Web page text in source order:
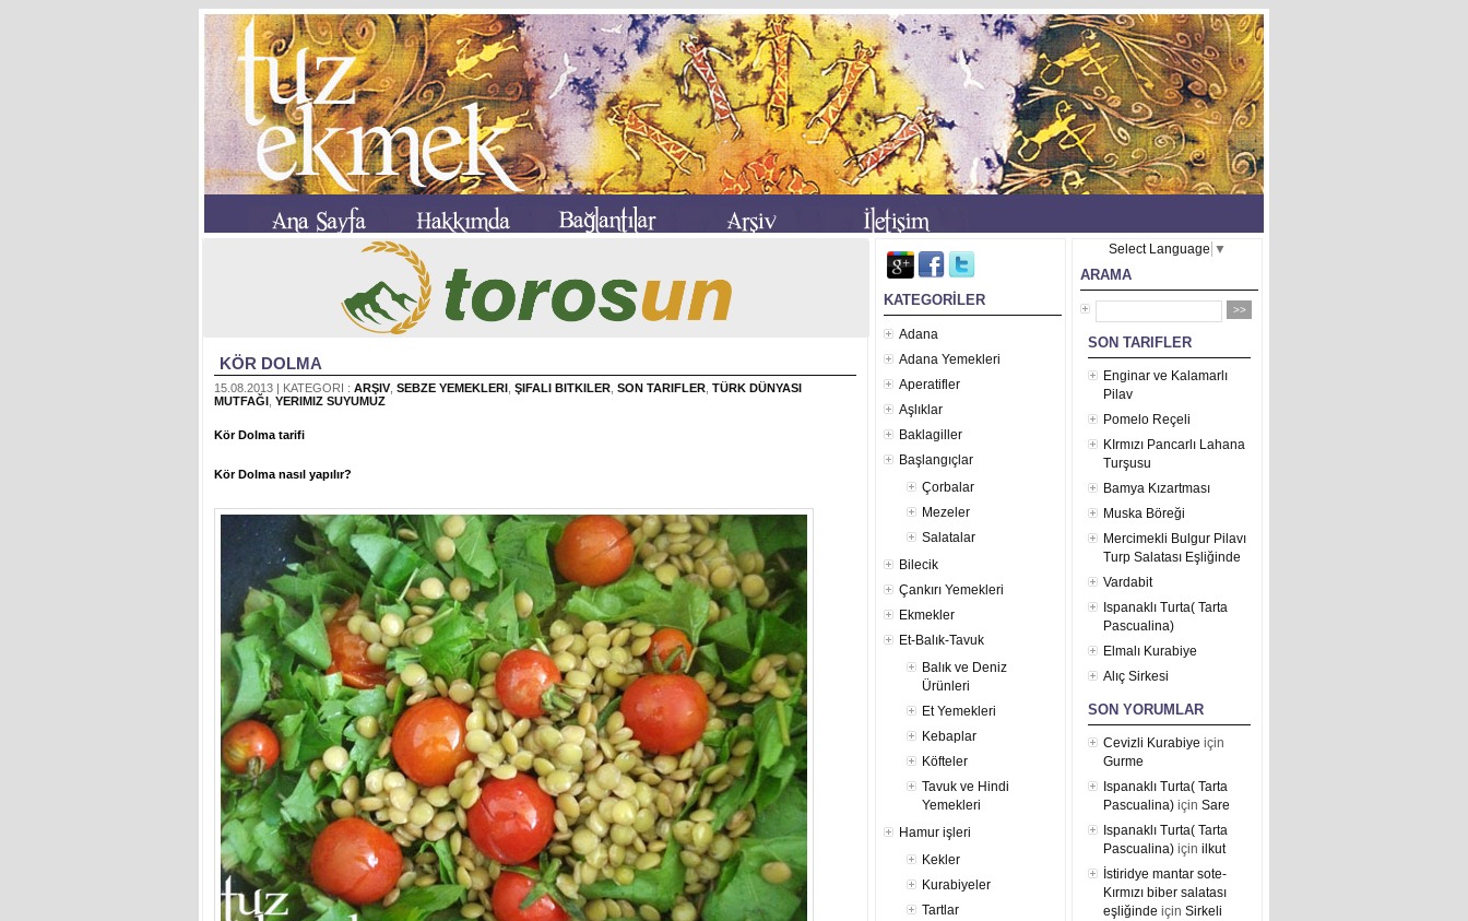
KÖR DOLMA
15.08.2013 | KATEGORI : ARŞIV, SEBZE YEMEKLERI ŞIFALI BITKILER SON TARIFLER TÜRK DÜNYASI
MUTFAĞI YERIMIZ SUYUMUZ
Kör Dolma tarifi
Kör Dolma nasıl yapılır?
KATEGORİLER
Adana
Adana Yemekleri
Aperatifler
Aşlıklar
Baklagiller
Başlangıçlar
Çorbalar
Mezeler
Salatalar
Bilecik
Çankırı Yemekleri
Ekmekler
Et-Balık-Tavuk
Balık ve Deniz
Ürünleri
Et Yemekleri
Kebaplar
Köfteler
Tavuk ve Hindi
Yemekleri
Hamur işleri
Kekler
Kurabiyeler
Tartlar
Select Language ▼
ARAMA
SON TARIFLER
Enginar ve Kalamarlı
Pilav
Pomelo Reçeli
KIrmızı Pancarlı Lahana
Turşusu
Bamya Kızartması
Muska Böreği
Mercimekli Bulgur Pilavı
Turp Salatası Eşliğinde
Vardabit
Ispanaklı Turta( Tarta
Pascualina)
Elmalı Kurabiye
Alıç Sirkesi
SON YORUMLAR
Cevizli Kurabiye için
Gurme
Ispanaklı Turta( Tarta
Pascualina) için Sare
Ispanaklı Turta( Tarta
Pascualina) için ilkut
İstiridye mantar sote-
Kırmızı biber salatası
eşliğinde için Sirkeli